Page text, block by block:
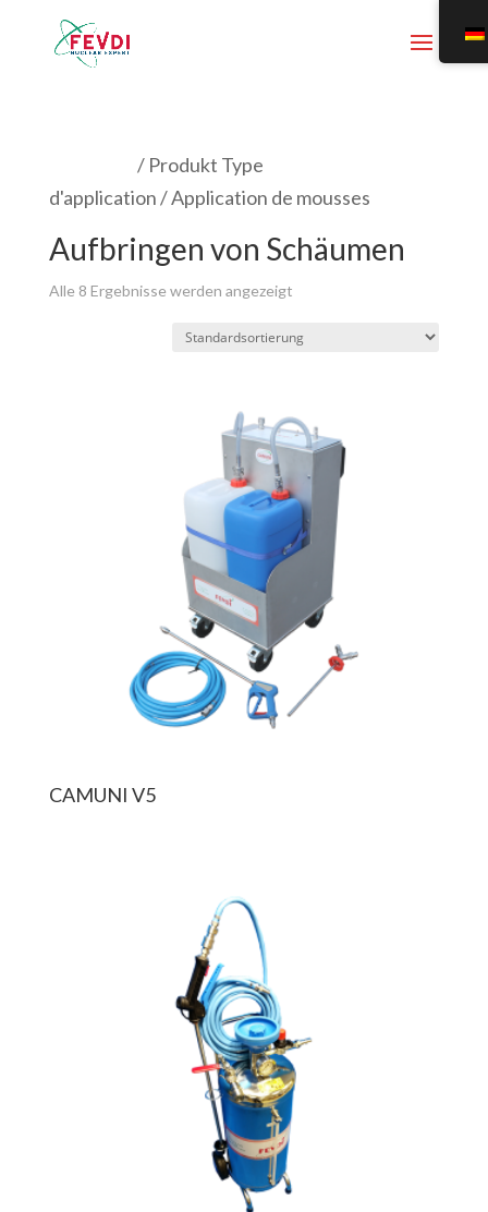
/ Produkt Type
d'application / Application de mousses
Aufbringen von Schäumen
Alle 8 Ergebnisse werden angezeigt
CAMUNI V5